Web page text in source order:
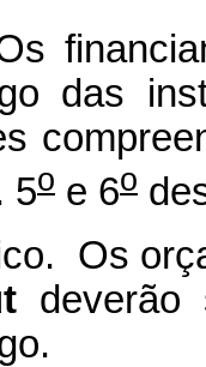
das
5o e 6o
Os
deverão